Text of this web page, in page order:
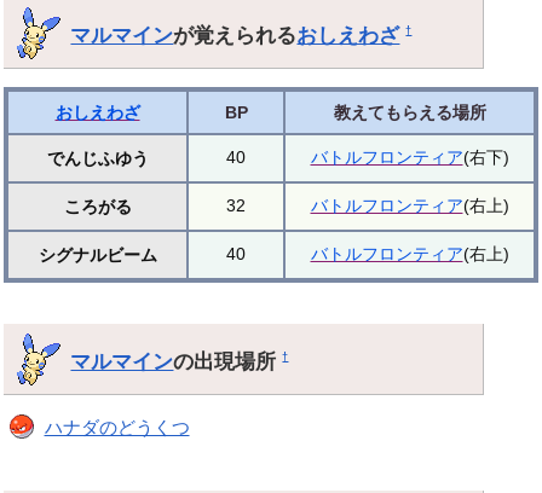
マルマインが覚えられるおしえわざ †
おしえわざ BP 教えてもらえる場所
でんじふゆう 40 バトルフロンティア(右下)
ころがる 32 バトルフロンティア(右上)
シグナルビーム 40 バトルフロンティア(右上)
マルマインの出現場所†
ハナダのどうくつ